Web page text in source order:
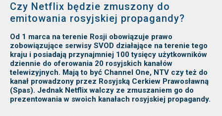
Czy Netflix będzie zmuszony do
emitowania rosyjskiej propagandy?
Od 1 marca na terenie Rosji obowiązuje prawo
zobowiązujące serwisy SVOD działające na terenie tego
kraju i posiadają przynajmniej 100 tysięcy użytkowników
dziennie do oferowania 20 rosyjskich kanałów
telewizyjnych. Mają to być Channel One, NTV czy też do
kanał prowadzony przez Rosyjską Cerkiew Prawosławną
(Spas). Jednak Netflix walczy ze zmuszaniem go do
prezentowania w swoich kanałach rosyjskiej propagandy.